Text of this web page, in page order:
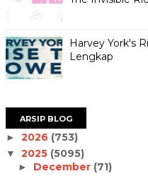
Harvey York's
Lengkap
ARSIP BLOG
► 2026 (753)
▼ 2025 (5095)
► December (71)